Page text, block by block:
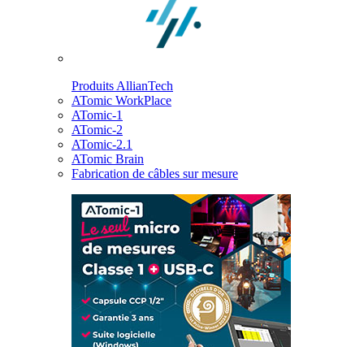
Produits AllianTech
ATomic WorkPlace
ATomic-1
ATomic-2
ATomic-2.1
ATomic Brain
Fabrication de câbles sur mesure